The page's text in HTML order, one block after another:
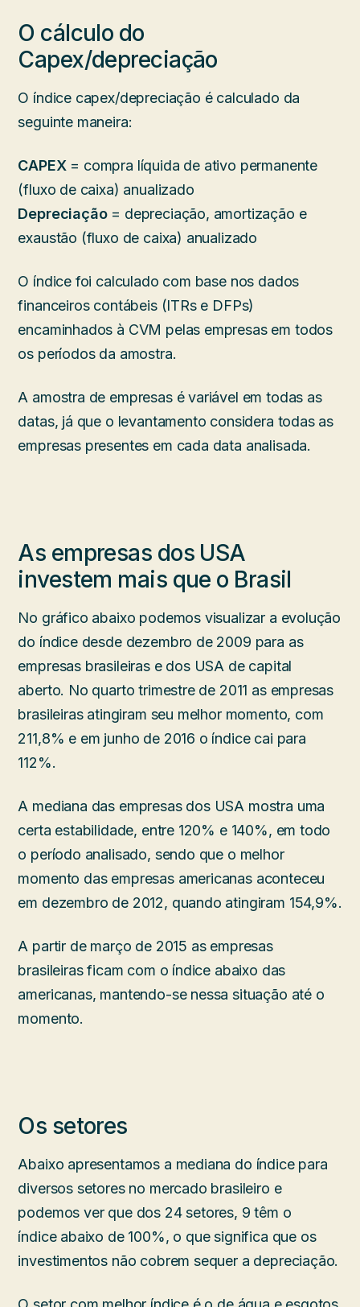
O cálculo do
Capex/depreciação
O índice capex/depreciação é calculado da
seguinte maneira:
CAPEX= compra líquida de ativo permanente
(fluxo de caixa) anualizado
Depreciação= depreciação, amortização e
exaustão (fluxo de caixa) anualizado
O índice foi calculado com base nos dados
financeiros contábeis (ITRs e DFPs)
encaminhados à CVM pelas empresas em todos
os períodos da amostra.
A amostra de empresas é variável em todas as
datas, já que o levantamento considera todas as
empresas presentes em cada data analisada.
As empresas dos USA
investem mais que o Brasil
No gráfico abaixo podemos visualizar a evolução
do índice desde dezembro de 2009 para as
empresas brasileiras e dos USA de capital
aberto. No quarto trimestre de 2011 as empresas
brasileiras atingiram seu melhor momento, com
211,8% e em junho de 2016 o índice cai para
112%.
A mediana das empresas dos USA mostra uma
certa estabilidade, entre 120% e 140%, em todo
o período analisado, sendo que o melhor
momento das empresas americanas aconteceu
em dezembro de 2012, quando atingiram 154,9%.
A partir de março de 2015 as empresas
brasileiras ficam com o índice abaixo das
americanas, mantendo-se nessa situação até o
momento.
Os setores
Abaixo apresentamos a mediana do índice para
diversos setores no mercado brasileiro e
podemos ver que dos 24 setores, 9 têm o
índice abaixo de 100%, o que significa que os
investimentos não cobrem sequer a depreciação.